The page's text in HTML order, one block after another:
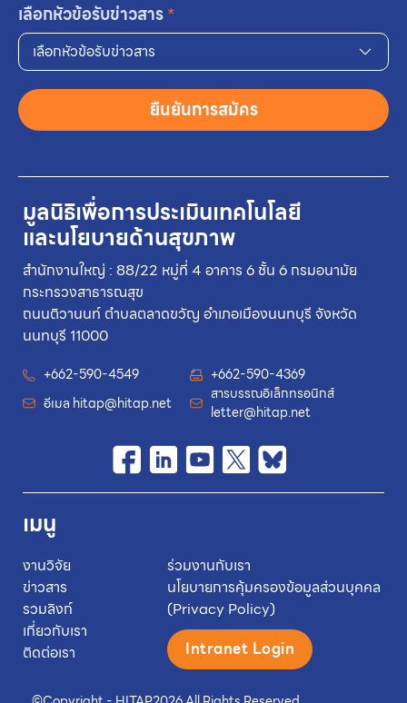
มูลนิธิเพื่อการประเมินเทคโนโลยี
และนโยบายด้านสุขภาพ
สำนักงานใหญ่ : 88/22 หมู่ที่ 4 อาคาร 6 ชั้น 6 กรมอนามัย
กระทรวงสาธารณสุข
ถนนติวานนท์ ตำบลตลาดขวัญ อำเภอเมืองนนทบุรี จังหวัด
นนทบุรี 11000
+662-590-4549
+662-590-4369
อีเมล hitap@hitap.net
สารบรรณอิเล็กทรอนิกส์
letter@hitap.net
เมนู
งานวิจัย
ข่าวสาร
รวมลิงก์
เกี่ยวกับเรา
ติดต่อเรา
ร่วมงานกับเรา
นโยบายการคุ้มครองข้อมูลส่วนบุคคล
(Privacy Policy)
Intranet Login
เลือกหัวข้อรับข่าวสาร*
เลือกหัวข้อรับข่าวสาร
ยืนยันการสมัคร